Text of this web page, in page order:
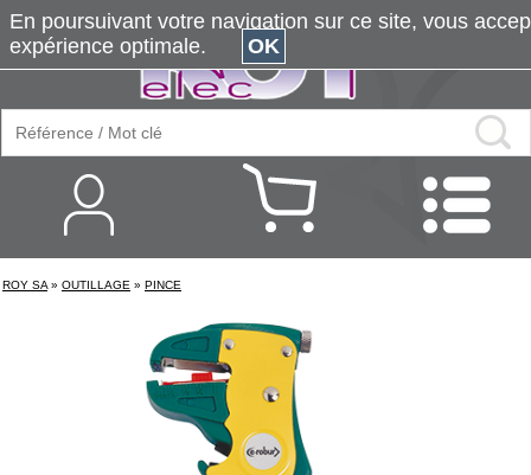
ROY SA » OUTILLAGE » PINCE
En poursuivant votre navigation sur ce site, vous
expérience optimale.
OK